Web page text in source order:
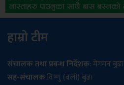
हाम्रो टीम
संचालक तथा प्रबन्ध निर्देशक: मेगमन बुढा
सह-संचालक:विष्णु (वली) बुढा